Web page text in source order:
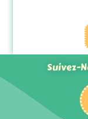
Suivez-